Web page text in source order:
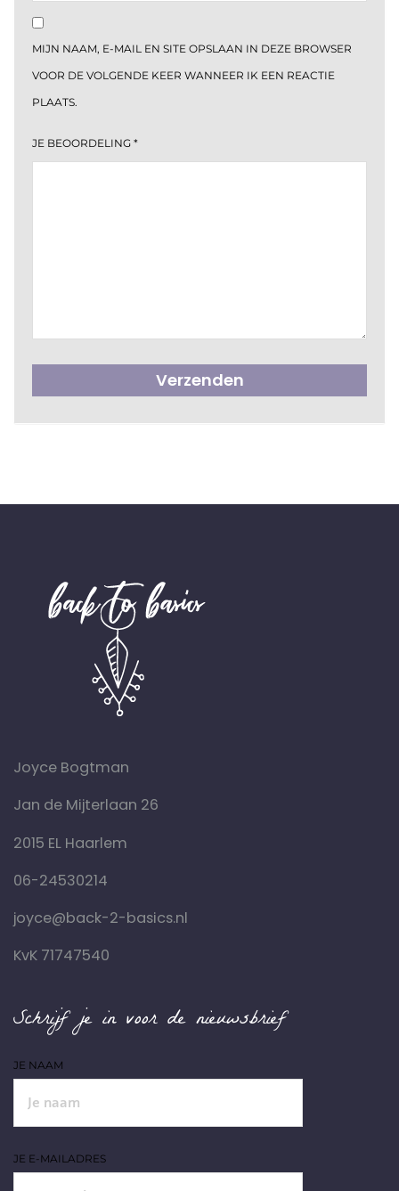
MIJN NAAM, E-MAIL EN SITE OPSLAAN IN DEZE BROWSER
VOOR DE VOLGENDE KEER WANNEER IK EEN REACTIE
PLAATS.
JE BEOORDELING *
Joyce Bogtman
Jan de Mijterlaan 26
2015 EL Haarlem
06-24530214
joyce@back-2-basics.nl
KvK 71747540
Schrijf je in voor de nieuwsbrief
JE NAAM
JE E-MAILADRES